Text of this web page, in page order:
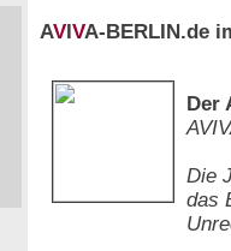
AV VA-BERLIN.de
Der
Die
das